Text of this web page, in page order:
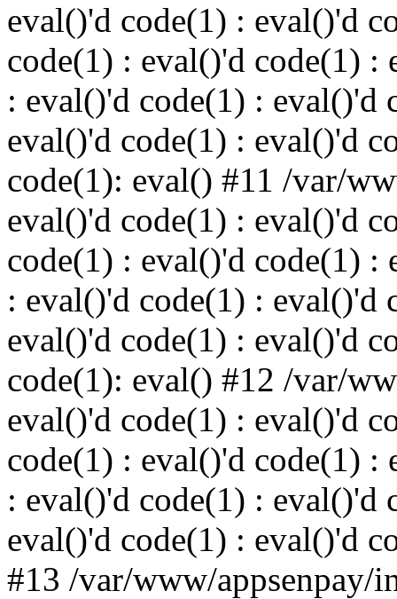
eval()'d code(1) : eval()'d
code(1) : eval()'d code(1) :
: eval()'d code(1) : eval()'d
eval()'d code(1) : eval()'d
code(1): eval() #11 /var/
eval()'d code(1) : eval()'d
code(1) : eval()'d code(1) :
: eval()'d code(1) : eval()'d
eval()'d code(1) : eval()'d
code(1): eval() #12 /var/
eval()'d code(1) : eval()'d
code(1) : eval()'d code(1) :
: eval()'d code(1) : eval()'d
eval()'d code(1) : eval()'d
#13 /var/www/appsenpay/